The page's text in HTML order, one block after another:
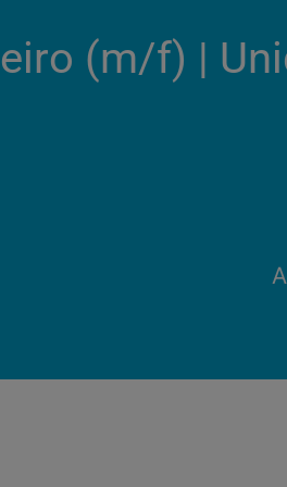
(m/f) |